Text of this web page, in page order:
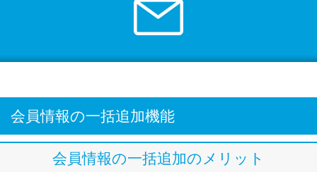
会員情報の一括追加機能
会員情報の一括追加のメリット